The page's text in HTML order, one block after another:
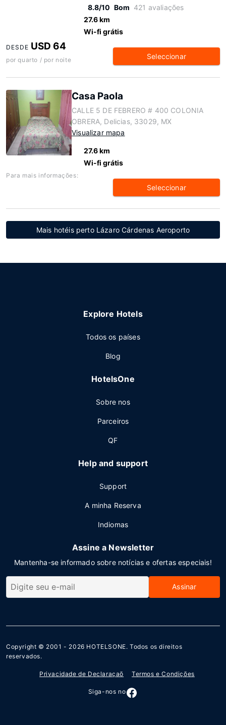
8.8/10 Bom 421 avaliações
27.6 km
Wi-fi grátis
DESDE USD 64
por quarto / por noite Seleccionar
Casa Paola
CALLE 5 DE FEBRERO # 400 COLONIA
OBRERA, Delicias, 33029, MX
Visualizar mapa
27.6 km
Wi-fi grátis
Para mais informações:
Seleccionar
Mais hotéis perto Lázaro Cárdenas Aeroporto
Explore Hotels
Todos os países
Blog
HotelsOne
Sobre nos
Parceiros
QF
Help and support
Support
A minha Reserva
Indiomas
Assine a Newsletter
Mantenha-se informado sobre notícias e ofertas especiais!
Assinar
Copyright © 2001 - 2026 HOTELSONE. Todos os direitos
reservados.
Privacidade de Declaraçaõ Termos e Condições
Siga-nos no